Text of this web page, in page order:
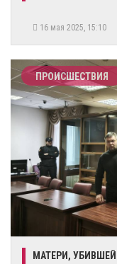
16 мая 2025, 15:10
ПРОИСШЕСТВИЯ
МАТЕРИ,